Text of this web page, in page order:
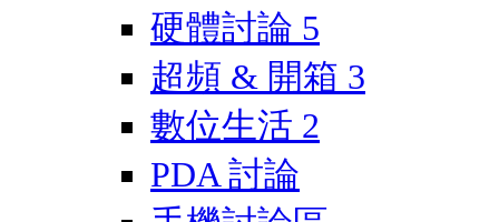
硬體討論 5
超頻 & 開箱 3
數位生活 2
PDA 討論